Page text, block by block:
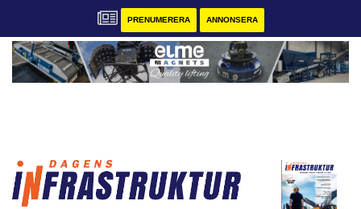
PRENUMERERA ANNONSERA